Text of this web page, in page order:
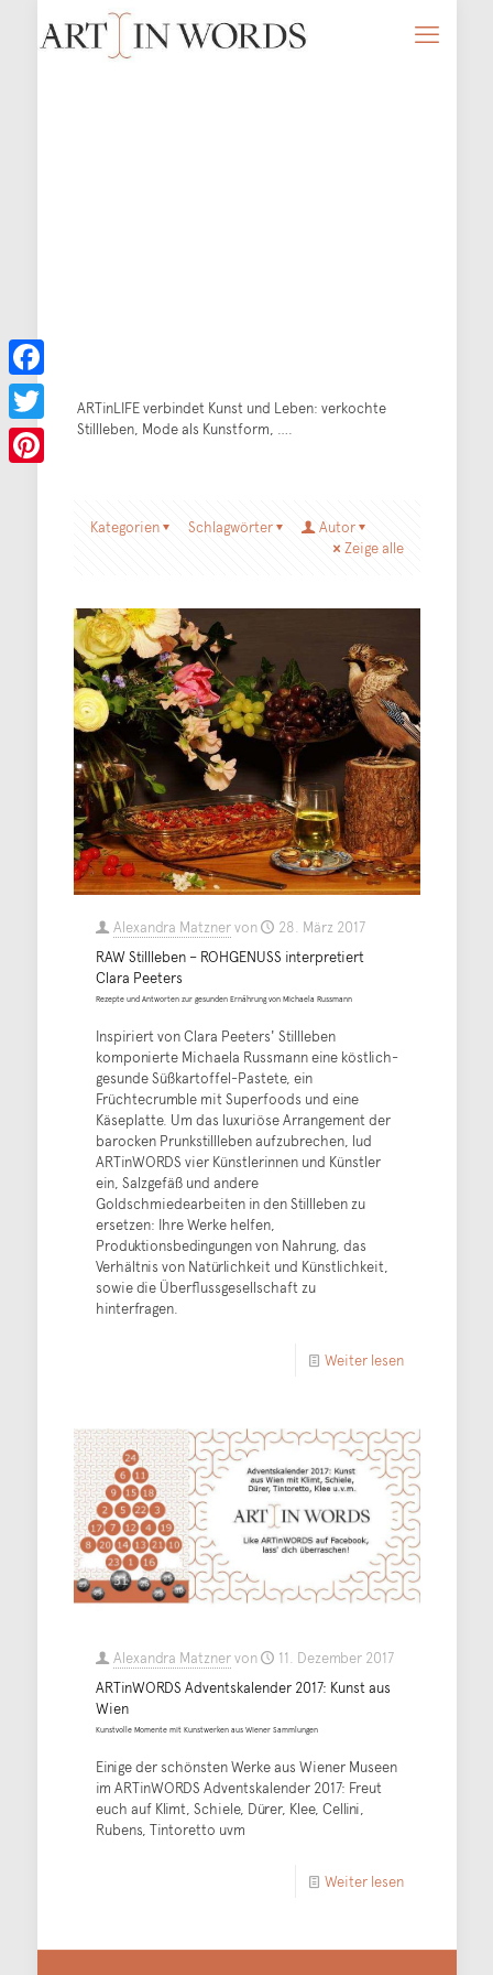
ARTinLIFE verbindet Kunst und Leben: verkochte
Stillleben, Mode als Kunstform, ….
Kategorien Schlagwörter
Autor
Zeige alle
Alexandra Matznervon
28. März 2017
RAW Stillleben – ROHGENUSS interpretiert
Clara Peeters
Rezepte und Antworten zur gesunden Ernährung von Michaela Russmann
Inspiriert von Clara Peeters' Stillleben
komponierte Michaela Russmann eine köstlich-
gesunde Süßkartoffel-Pastete, ein
Früchtecrumble mit Superfoods und eine
Käseplatte. Um das luxuriöse Arrangement der
barocken Prunkstillleben aufzubrechen, lud
ARTinWORDS vier Künstlerinnen und Künstler
ein, Salzgefäß und andere
Goldschmiedearbeiten in den Stillleben zu
ersetzen: Ihre Werke helfen,
Produktionsbedingungen von Nahrung, das
Verhältnis von Natürlichkeit und Künstlichkeit,
sowie die Überflussgesellschaft zu
hinterfragen.
Weiter lesen
Alexandra Matznervon
11. Dezember 2017
ARTinWORDS Adventskalender 2017: Kunst aus
Wien
Kunstvolle Momente mit Kunstwerken aus Wiener Sammlungen
Einige der schönsten Werke aus Wiener Museen
im ARTinWORDS Adventskalender 2017: Freut
euch auf Klimt, Schiele, Dürer, Klee, Cellini,
Rubens, Tintoretto uvm
Weiter lesen
Facebook
Twitter